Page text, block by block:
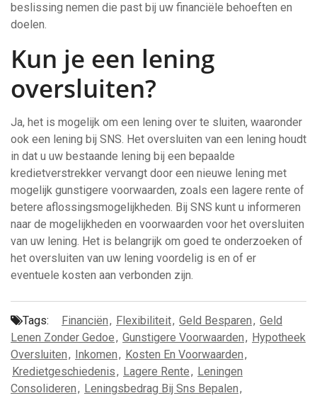
beslissing nemen die past bij uw financiële behoeften en
doelen.
Kun je een lening
oversluiten?
Ja, het is mogelijk om een lening over te sluiten, waaronder
ook een lening bij SNS. Het oversluiten van een lening houdt
in dat u uw bestaande lening bij een bepaalde
kredietverstrekker vervangt door een nieuwe lening met
mogelijk gunstigere voorwaarden, zoals een lagere rente of
betere aflossingsmogelijkheden. Bij SNS kunt u informeren
naar de mogelijkheden en voorwaarden voor het oversluiten
van uw lening. Het is belangrijk om goed te onderzoeken of
het oversluiten van uw lening voordelig is en of er
eventuele kosten aan verbonden zijn.
Tags: Financiën, Flexibiliteit, Geld Besparen, Geld
Lenen Zonder Gedoe, Gunstigere Voorwaarden, Hypotheek
Oversluiten, Inkomen, Kosten En Voorwaarden,
Kredietgeschiedenis, Lagere Rente, Leningen
Consolideren, Leningsbedrag Bij Sns Bepalen,